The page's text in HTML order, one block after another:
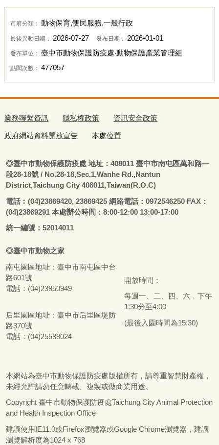
市府分類： 動物保育,便民服務,一般行政
最後異動日期： 2026-07-27 發布日期： 2026-01-01
發布單位： 臺中市動物保護防疫處‧動物保護產業管理組
點閱次數： 477057
業務聯繫資訊 隱私權政策 資訊安全政策
政府網站資料開放宣告 本處位置
◎臺中市動物保護防疫處地址：408011 臺中市南屯區萬和路一
段28-18號 / No.28-18,Sec.1,Wanhe Rd.,Nantun
District,Taichung City 408011,Taiwan(R.O.C)
電話︰ (04)23869420, 23869425 網路電話：0972546250 FAX：
(04)23869291 本處辦公時間：8:00-12:00 13:00-17:00
統一編號：52014011
◎臺中市動物之家
南屯園區地址： 臺中市南屯區中台
路601號
電話：(04)23850949
后里園區地址： 臺中市后里區堤防
路370號
電話：(04)25588024
開放時間：
每週一、二、四、六，下午
1:30分至4:00
(最後入園時間為15:30)
本網站為臺中市動物保護防疫處版權所有，請尊重智慧財產權，
未經允許請勿任意轉載、複製或做商業用途。
Copyright 臺中市動物保護防疫處Taichung City Animal Protection
and Health Inspection Office
建議使用IE11.0或Firefox瀏覽器或Google Chrome瀏覽器，建議
瀏覽解析度為1024 x 768